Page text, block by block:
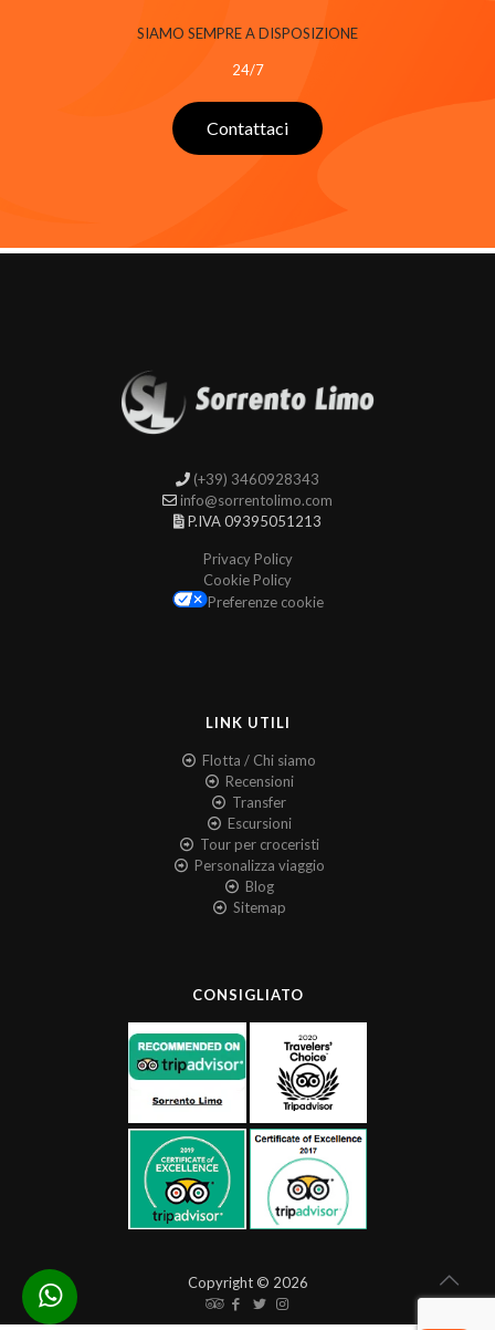
SIAMO SEMPRE A DISPOSIZIONE
24/7
Contattaci
(+39) 3460928343
info@sorrentolimo.com
P.IVA 09395051213
Privacy Policy
Cookie Policy
Preferenze cookie
LINK UTILI
Flotta / Chi siamo
Recensioni
Transfer
Escursioni
Tour per croceristi
Personalizza viaggio
Blog
Sitemap
CONSIGLIATO
Copyright © 2026